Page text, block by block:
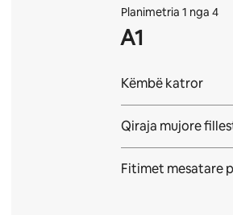
Planimetria 1 nga 4
A1
Këmbë katror
Qiraja mujore
Fitimet mesatare